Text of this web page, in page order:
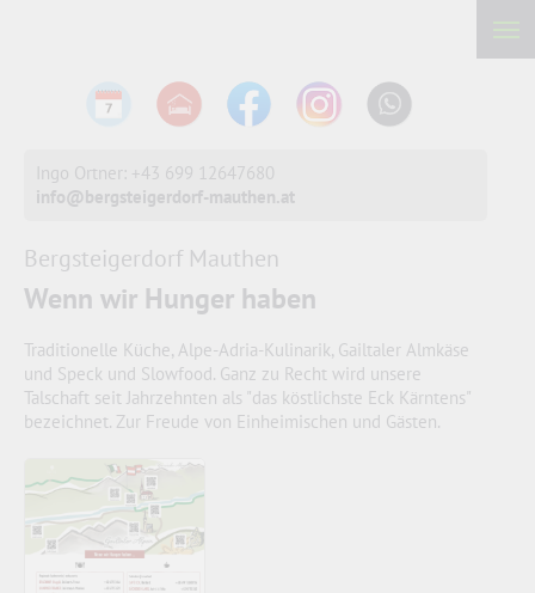
Ingo Ortner: +43 699 12647680
info@bergsteigerdorf-mauthen.at
Bergsteigerdorf Mauthen
Wenn wir Hunger haben
Traditionelle Küche, Alpe-Adria-Kulinarik, Gailtaler Almkäse
und Speck und Slowfood. Ganz zu Recht wird unsere
Talschaft seit Jahrzehnten als "das köstlichste Eck Kärntens"
bezeichnet. Zur Freude von Einheimischen und Gästen.